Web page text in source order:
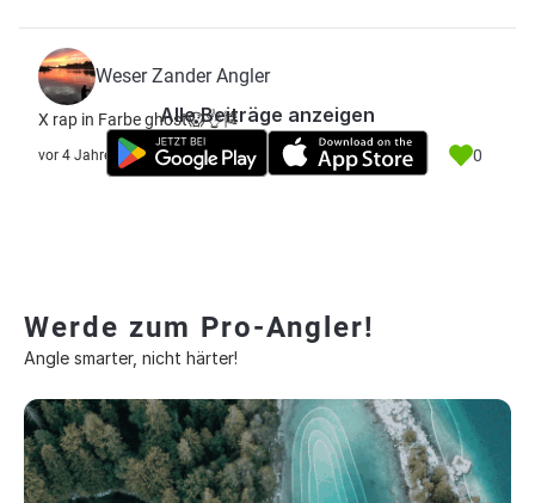
Weser Zander Angler
X rap in Farbe ghost😱👌🎏
vor 4 Jahre 0
Alle Beiträge anzeigen
Werde zum Pro-Angler!
Angle smarter, nicht härter!